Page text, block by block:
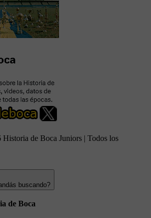
de Boca Juniors | Todos los
buscando?
de Boca